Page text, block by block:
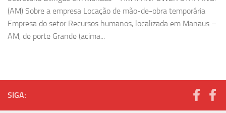
(AM) Sobre a empresa Locação de mão-de-obra temporária
Empresa do setor Recursos humanos, localizada em Manaus –
AM, de porte Grande (acima...
SIGA: